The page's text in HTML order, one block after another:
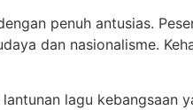
penuh antusias.
dan nasionalisme.
lagu